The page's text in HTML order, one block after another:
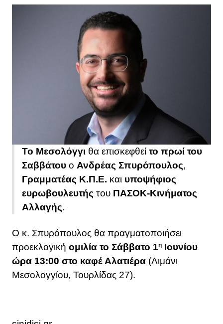
Το Μεσολόγγι θα επισκεφθεί το πρωί του
Σαββάτου ο Ανδρέας Σπυρόπουλος,
Γραμματέας Κ.Π.Ε. και υποψήφιος
ευρωβουλευτής του ΠΑΣΟΚ-Κινήματος
Αλλαγής.
Ο κ. Σπυρόπουλος θα πραγματοποιήσει
προεκλογική ομιλία το Σάββατο 1η Ιουνίου
ώρα 13:00 στο καφέ Αλατιέρα (Λιμάνι
Μεσολογγίου, Τουρλίδας 27).